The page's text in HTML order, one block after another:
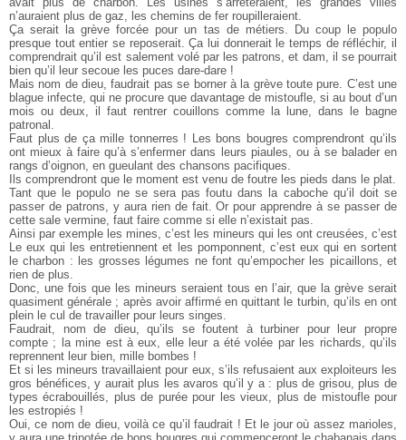
n’auraient plus de gaz, les chemins de fer roupilleraient.
Ça serait la grève forcée pour un tas de métiers. Du coup le populo
presque tout entier se reposerait. Ça lui donnerait le temps de réfléchir, il
comprendrait qu’il est salement volé par les patrons, et dam, il se pourrait
bien qu’il leur secoue les puces dare-dare !
Mais nom de dieu, faudrait pas se borner à la grève toute pure. C’est une
blague infecte, qui ne procure que davantage de mistoufle, si au bout d’un
mois ou deux, il faut rentrer couillons comme la lune, dans le bagne
patronal.
Faut plus de ça mille tonnerres ! Les bons bougres comprendront qu’ils
ont mieux à faire qu’à s’enfermer dans leurs piaules, ou à se balader en
rangs d’oignon, en gueulant des chansons pacifiques.
Ils comprendront que le moment est venu de foutre les pieds dans le plat.
Tant que le populo ne se sera pas foutu dans la caboche qu’il doit se
passer de patrons, y aura rien de fait. Or pour apprendre à se passer de
cette sale vermine, faut faire comme si elle n’existait pas.
Ainsi par exemple les mines, c’est les mineurs qui les ont creusées, c’est
Le eux qui les entretiennent et les pomponnent, c’est eux qui en sortent
le charbon : les grosses légumes ne font qu’empocher les picaillons, et
rien de plus.
Donc, une fois que les mineurs seraient tous en l’air, que la grève serait
quasiment générale ; après avoir affirmé en quittant le turbin, qu’ils en ont
plein le cul de travailler pour leurs singes.
Faudrait, nom de dieu, qu’ils se foutent à turbiner pour leur propre
compte ; la mine est à eux, elle leur a été volée par les richards, qu’ils
reprennent leur bien, mille bombes !
Et si les mineurs travaillaient pour eux, s’ils refusaient aux exploiteurs les
gros bénéfices, y aurait plus les avaros qu’il y a : plus de grisou, plus de
types écrabouillés, plus de purée pour les vieux, plus de mistoufle pour
les estropiés !
Oui, ce nom de dieu, voilà ce qu’il faudrait ! Et le jour où assez marioles,